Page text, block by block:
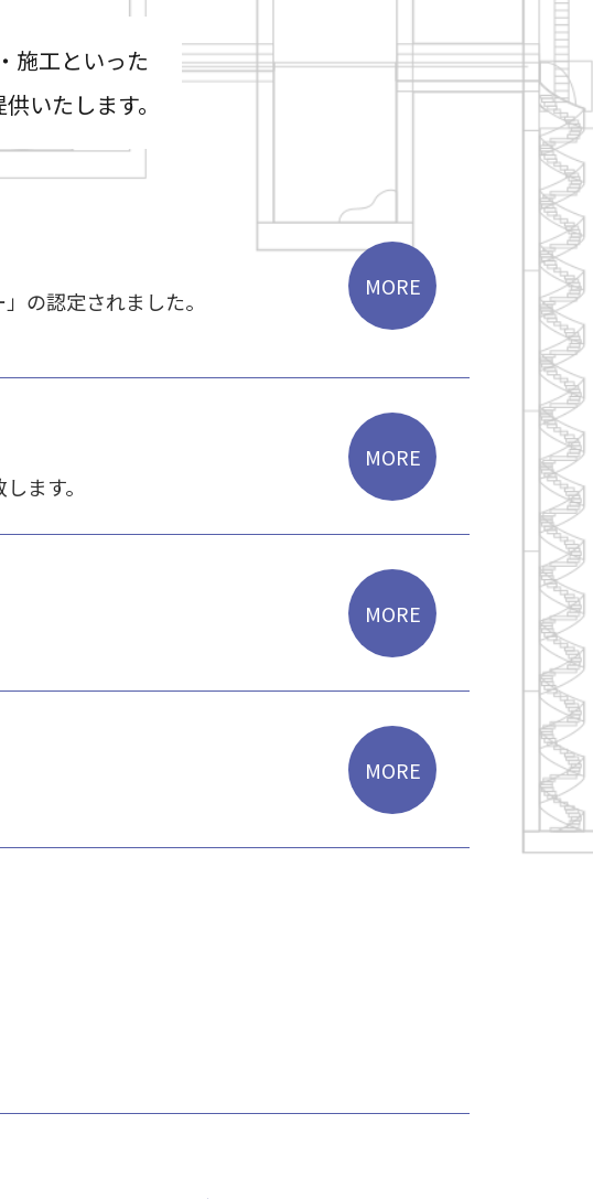
施工といった
いたします。
の認定されました。
ます。